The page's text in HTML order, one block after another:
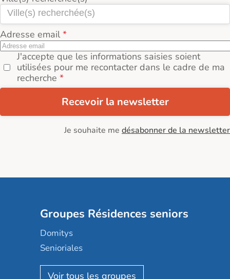
Adresse email
J'accepte que les informations saisies soient
utilisées pour me recontacter dans le cadre de ma
recherche
Recevoir la newsletter
Je souhaite me désabonner de la newsletter
Groupes Résidences seniors
Domitys
Senioriales
Nohée